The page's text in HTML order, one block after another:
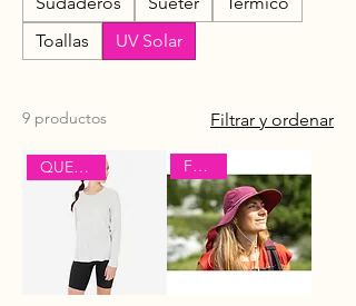
Toallas
UV Solar
9 productos Filtrar y ordenar
QUECHUA Forclaz